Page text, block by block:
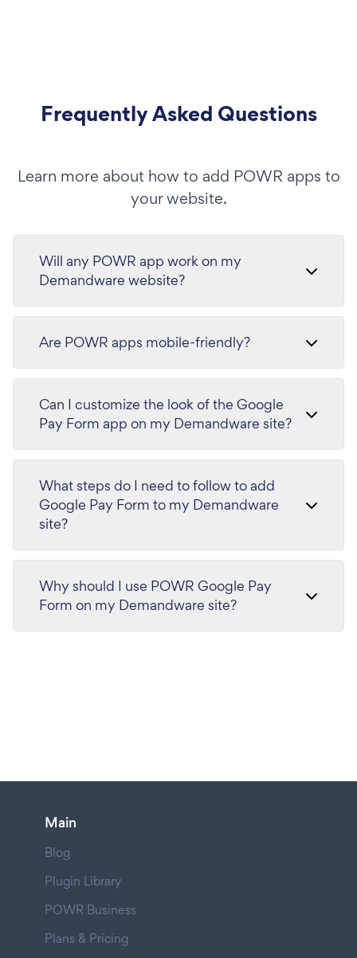
Frequently Asked Questions
Learn more about how to add POWR apps to
your website.
Will any POWR app work on my
Demandware website?
Are POWR apps mobile-friendly?
Can I customize the look of the Google
Pay Form app on my Demandware site?
What steps do I need to follow to add
Google Pay Form to my Demandware
site?
Why should I use POWR Google Pay
Form on my Demandware site?
Main
Blog
Plugin Library
POWR Business
Plans & Pricing